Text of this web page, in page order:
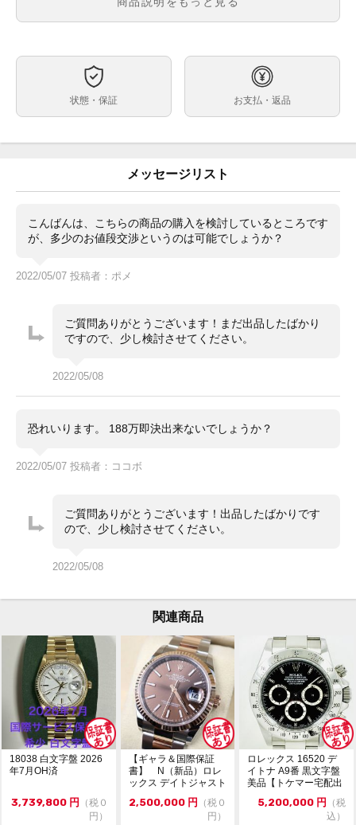
文字盤 ブラック
37
ケース素材 コンビネーション
扱説明書、冊子、内、外箱
状態 新品未使用です。
り、箱ももちろん綺麗な状態です。目視でわかる様な線
傷や大きな傷は見当たりませんが、購入時、保管時など
りますので、ご了承の上、ノークレーム、ノーリターン
状態・保証 お支払・返品
メッセージリスト
こんばんは、こちらの商品の購入を検討しているところです
が、多少のお値段交渉というのは可能でしょうか？
2022/05/07 投稿者：ポメ
ご質問ありがとうございます！まだ出品したばかり
ですので、少し検討させてください。
2022/05/08
恐れいります。 188万即決出来ないでしょうか？
2022/05/07 投稿者：ココボ
ご質問ありがとうございます！出品したばかりです
ので、少し検討させてください。
2022/05/08
関連商品
18038 白文字盤 2026
年7月OH済
3,739,800 円
（税０
円）
【ギャラ＆国際保証
書】 N（新品）ロレ
ックス デイトジャスト
126231 36m...
2,500,000 円
（税０
円）
ロレックス 16520 デ
イトナ A9番 黒文字盤
美品【トケマー宅配出
5,200,000 円
（税
込）